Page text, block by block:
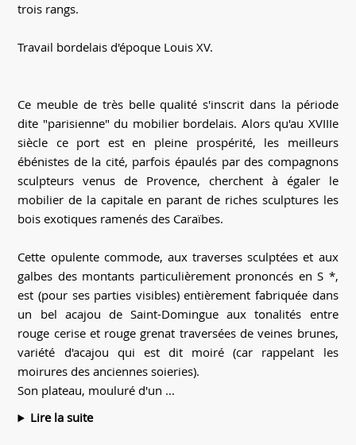
trois rangs.
Travail bordelais d'époque Louis XV.
Ce meuble de très belle qualité s'inscrit dans la période
dite "parisienne" du mobilier bordelais. Alors qu'au XVIIIe
siècle ce port est en pleine prospérité, les meilleurs
ébénistes de la cité, parfois épaulés par des compagnons
sculpteurs venus de Provence, cherchent à égaler le
mobilier de la capitale en parant de riches sculptures les
bois exotiques ramenés des Caraïbes.
Cette opulente commode, aux traverses sculptées et aux
galbes des montants particulièrement prononcés en S *,
est (pour ses parties visibles) entièrement fabriquée dans
un bel acajou de Saint-Domingue aux tonalités entre
rouge cerise et rouge grenat traversées de veines brunes,
variété d'acajou qui est dit moiré (car rappelant les
moirures des anciennes soieries).
Son plateau, mouluré d'un ...
Lire la suite